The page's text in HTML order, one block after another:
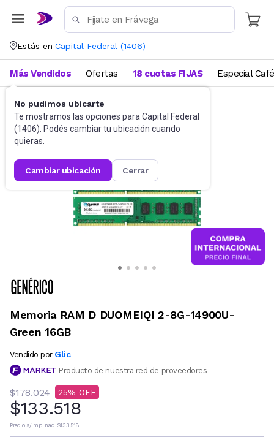
Estás en Capital Federal (1406)
No pudimos ubicarte
Te mostramos las opciones para Capital Federal
(1406). Podés cambiar tu ubicación cuando
quieras.
cambiar ubicación cerrar
Más Vendidos Ofertas 18 cuotas FIJAS Especial Café
Informática Memorias
Memoria RAM D DUOMEIQI 2-8G-14900U-
Green 16GB
Vendido por Glic
Producto de nuestra red de proveedores
$178.024 25
$133.518
Precio s/imp. nac. $133.518